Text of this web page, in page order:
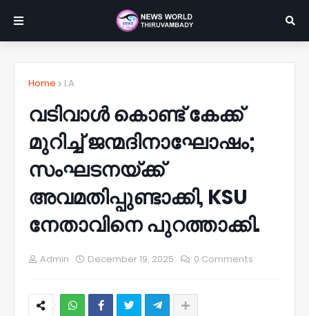
Home LA
വടിവാൾ കൊണ്ട് കേക്ക്
മുറിച്ച് ജന്മദിനാഘോഷം;
സംഘടനയ്ക്ക്
അവമതിപ്പുണ്ടാക്കി, KSU
നേതാവിനെ പുറത്താക്കി.
Admin December 19, 2025 0 Comments